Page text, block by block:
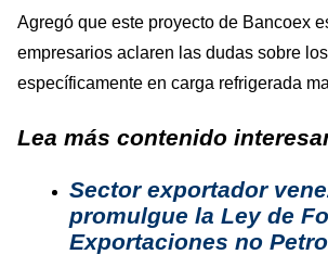
Agregó que este proyecto de Bancoex
empresarios aclaren las dudas sobre
específicamente en carga refrigerada
Lea más contenido
Sector exportador
promulgue la Ley de
Exportaciones no